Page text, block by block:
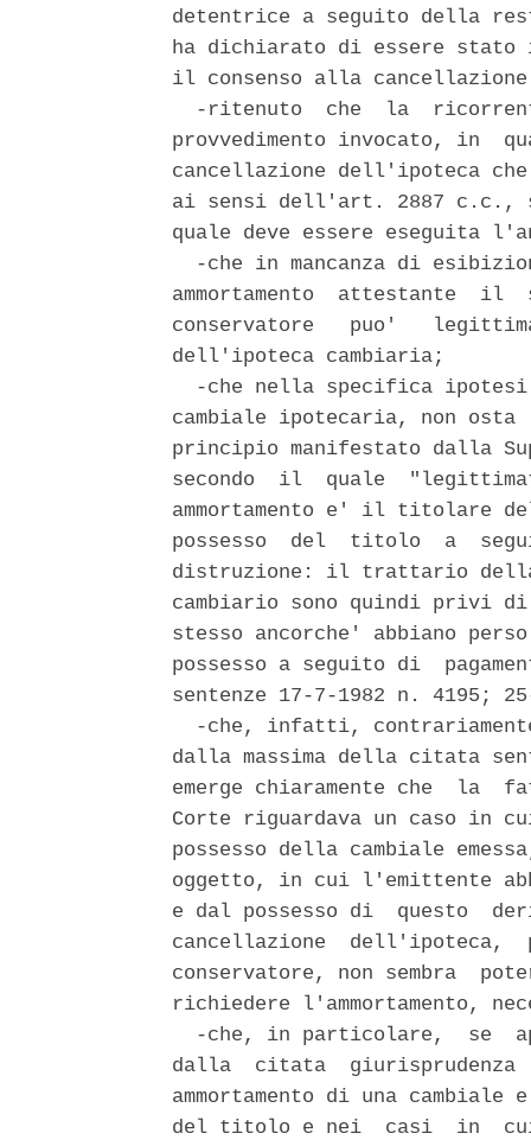
detentrice a seguito della
ha dichiarato di essere stato
il consenso alla
-ritenuto  che  la
provvedimento invocato, in
cancellazione dell'ipoteca
ai sensi dell'art. 2887 c.c.,
quale deve essere eseguita
-che in mancanza di
ammortamento  attestante
conservatore   puo'
dell'ipoteca cambiaria;
-che nella specifica
cambiale ipotecaria, non
principio manifestato dalla
secondo  il  quale
ammortamento e' il titolare
possesso  del  titolo  a
distruzione: il trattario
cambiario sono quindi privi
stesso ancorche' abbiano
possesso a seguito di
sentenze 17-7-1982 n. 4195;
-che, infatti,
dalla massima della citata
emerge chiaramente che  la
Corte riguardava un caso
possesso della cambiale
oggetto, in cui l'emittente
e dal possesso di  questo
cancellazione  dell'ipoteca,
conservatore, non sembra
richiedere
-che, in particolare,  se
dalla  citata  giurisprudenza
ammortamento di una
del titolo e nei  casi  in  cui